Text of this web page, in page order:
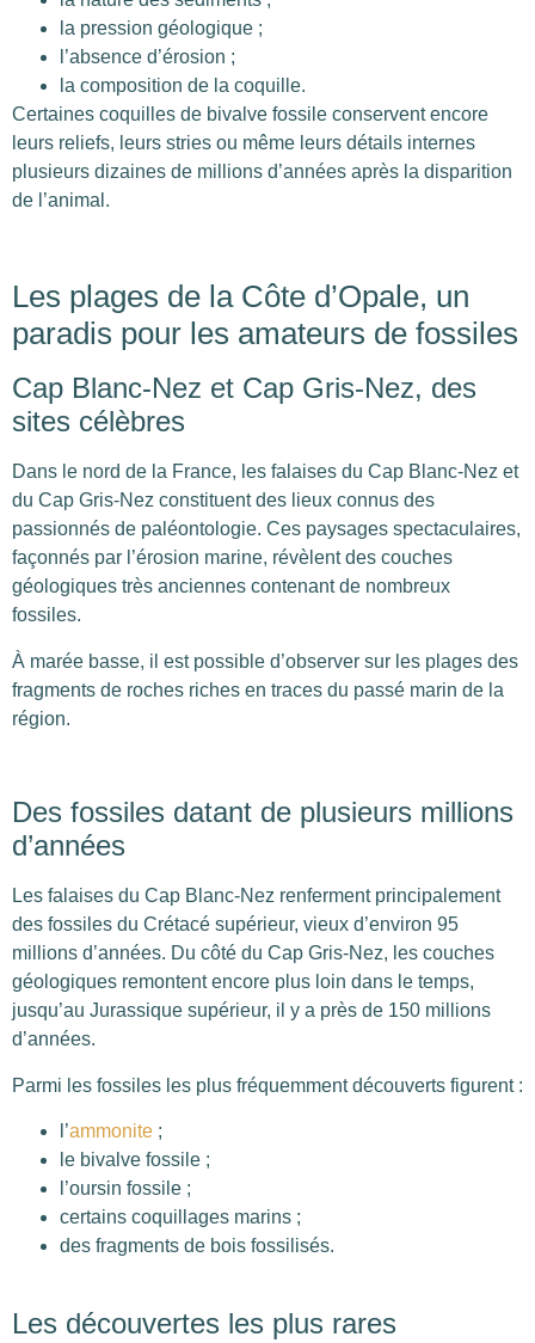
la pression géologique ;
l’absence d’érosion ;
la composition de la coquille.
Certaines coquilles de bivalve fossile conservent encore
leurs reliefs, leurs stries ou même leurs détails internes
plusieurs dizaines de millions d’années après la disparition
de l’animal.
Les plages de la Côte d’Opale, un
paradis pour les amateurs de fossiles
Cap Blanc-Nez et Cap Gris-Nez, des
sites célèbres
Dans le nord de la France, les falaises du Cap Blanc-Nez et
du Cap Gris-Nez constituent des lieux connus des
passionnés de paléontologie. Ces paysages spectaculaires,
façonnés par l’érosion marine, révèlent des couches
géologiques très anciennes contenant de nombreux
fossiles.
À marée basse, il est possible d’observer sur les plages des
fragments de roches riches en traces du passé marin de la
région.
Des fossiles datant de plusieurs millions
d’années
Les falaises du Cap Blanc-Nez renferment principalement
des fossiles du Crétacé supérieur, vieux d’environ 95
millions d’années. Du côté du Cap Gris-Nez, les couches
géologiques remontent encore plus loin dans le temps,
jusqu’au Jurassique supérieur, il y a près de 150 millions
d’années.
Parmi les fossiles les plus fréquemment découverts figurent :
l’ammonite ;
le bivalve fossile ;
l’oursin fossile ;
certains coquillages marins ;
des fragments de bois fossilisés.
Les découvertes les plus rares